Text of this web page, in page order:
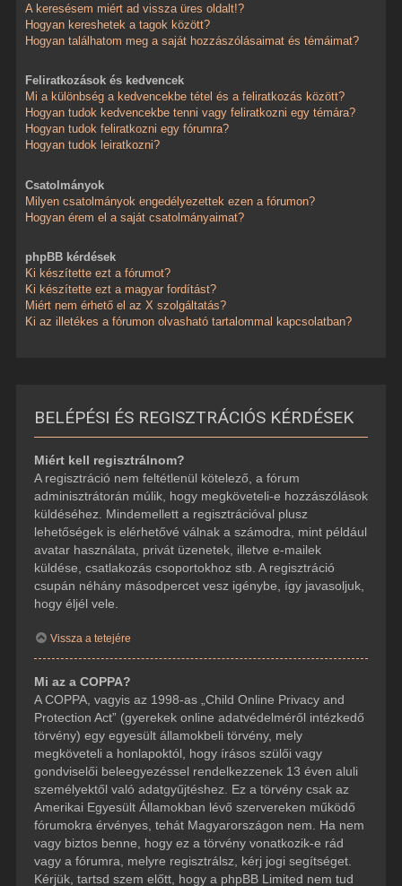
A keresésem miért ad vissza üres oldalt!?
Hogyan kereshetek a tagok között?
Hogyan találhatom meg a saját hozzászólásaimat és témáimat?
Feliratkozások és kedvencek
Mi a különbség a kedvencekbe tétel és a feliratkozás között?
Hogyan tudok kedvencekbe tenni vagy feliratkozni egy témára?
Hogyan tudok feliratkozni egy fórumra?
Hogyan tudok leiratkozni?
Csatolmányok
Milyen csatolmányok engedélyezettek ezen a fórumon?
Hogyan érem el a saját csatolmányaimat?
phpBB kérdések
Ki készítette ezt a fórumot?
Ki készítette ezt a magyar fordítást?
Miért nem érhető el az X szolgáltatás?
Ki az illetékes a fórumon olvasható tartalommal kapcsolatban?
BELÉPÉSI ÉS REGISZTRÁCIÓS KÉRDÉSEK
Miért kell regisztrálnom?
A regisztráció nem feltétlenül kötelező, a fórum
adminisztrátorán múlik, hogy megköveteli-e hozzászólások
küldéséhez. Mindemellett a regisztrációval plusz
lehetőségek is elérhetővé válnak a számodra, mint például
avatar használata, privát üzenetek, illetve e-mailek
küldése, csatlakozás csoportokhoz stb. A regisztráció
csupán néhány másodpercet vesz igénybe, így javasoljuk,
hogy éljél vele.
Vissza a tetejére
Mi az a COPPA?
A COPPA, vagyis az 1998-as „Child Online Privacy and
Protection Act” (gyerekek online adatvédelméről intézkedő
törvény) egy egyesült államokbeli törvény, mely
megköveteli a honlapoktól, hogy írásos szülői vagy
gondviselői beleegyezéssel rendelkezzenek 13 éven aluli
személyektől való adatgyűjtéshez. Ez a törvény csak az
Amerikai Egyesült Államokban lévő szervereken működő
fórumokra érvényes, tehát Magyarországon nem. Ha nem
vagy biztos benne, hogy ez a törvény vonatkozik-e rád
vagy a fórumra, melyre regisztrálsz, kérj jogi segítséget.
Kérjük, tartsd szem előtt, hogy a phpBB Limited nem tud